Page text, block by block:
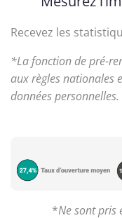
Recevez les
*La fonction de pré-
aux règles nationales
données personnelles.
*Ne sont pris